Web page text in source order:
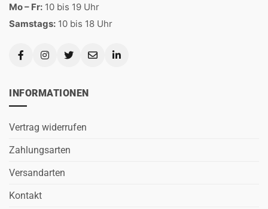
Mo – Fr: 10 bis 19 Uhr
Samstags: 10 bis 18 Uhr
INFORMATIONEN
Vertrag widerrufen
Zahlungsarten
Versandarten
Kontakt